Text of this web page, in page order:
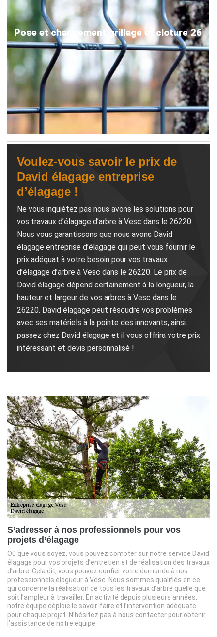
Pose et changement grillage et cloture 26
Voulez-vous savoir le prix de
David élagage entreprise
d’élagage !
Ne vous inquiétez pas nous avons les solutions pour
vos travaux d’élagage d’arbre à Vesc dans le 26220.
Nous vous garantissons que nous avons David
élagage entreprise d’élagage qui peut vous fournir le
prix adéquat à votre besoin pour vos travaux
d’élagage d’arbre à Vesc dans le 26220. Le prix de
David élagage dépend certainement à la longueur, la
hauteur et largeur de vos arbres à Vesc dans le
26220. David élagage peut résoudre vos problèmes
avec ses matériels à la pointe des innovants, ainsi,
passez chez David élagage et il vous offrira votre prix
intéressant et devis personnalisé !
S’adresser à nos professionnels pour vos
projets d’élagage
Où que vous soyez, vous pouvez compter sur notre service David
élagage pour vos projets d’entretien et de réalisation des travaux
d’arbre. Cela dit, vous pouvez confier votre demande à nos
professionnels élagueur à Vesc. Nous sommes qualifiés en ce
qui concerne la réalisation de tous les travaux d’arbre quelle que
soit l’ampleur à travailler. En activité depuis plusieurs années,
notre équipe déploie le savoir-faire et l’intervention adéquate
pour chaque projet. N’hésitez pas à nous contacter pour obtenir
l’assistance de notre équipe.